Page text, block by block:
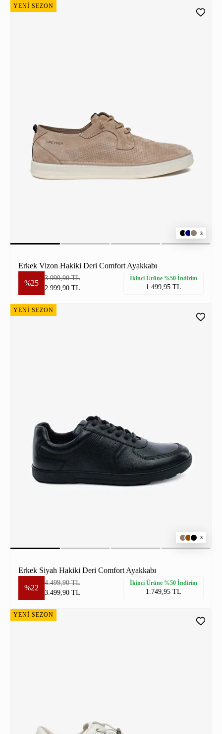
YENİ SEZON
3
Erkek Vizon Hakiki Deri Comfort Ayakkabı
%25
3.999,90 TL
2.999,90 TL
İkinci Ürüne %50 İndirim
1.499,95 TL
YENİ SEZON
3
Erkek Siyah Hakiki Deri Comfort Ayakkabı
%22
4.499,90 TL
3.499,90 TL
İkinci Ürüne %50 İndirim
1.749,95 TL
YENİ SEZON